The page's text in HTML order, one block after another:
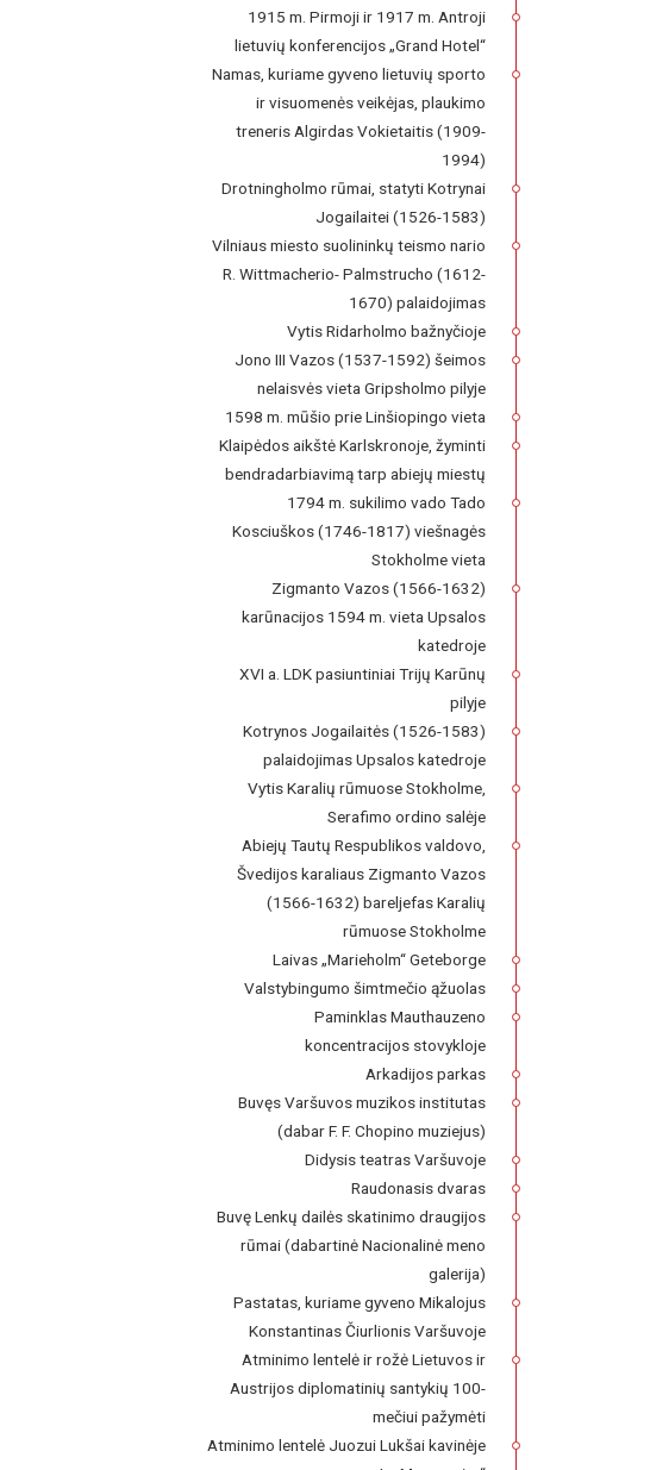
1915 m. Pirmoji ir 1917 m. Antroji
lietuvių konferencijos „Grand Hotel“
Namas, kuriame gyveno lietuvių sporto
ir visuomenės veikėjas, plaukimo
treneris Algirdas Vokietaitis (1909-
1994)
Drotningholmo rūmai, statyti Kotrynai
Jogailaitei (1526-1583)
Vilniaus miesto suolininkų teismo nario
R. Wittmacherio- Palmstrucho (1612-
1670) palaidojimas
Vytis Ridarholmo bažnyčioje
Jono III Vazos (1537-1592) šeimos
nelaisvės vieta Gripsholmo pilyje
1598 m. mūšio prie Linšiopingo vieta
Klaipėdos aikštė Karlskronoje, žyminti
bendradarbiavimą tarp abiejų miestų
1794 m. sukilimo vado Tado
Kosciuškos (1746-1817) viešnagės
Stokholme vieta
Zigmanto Vazos (1566-1632)
karūnacijos 1594 m. vieta Upsalos
katedroje
XVI a. LDK pasiuntiniai Trijų Karūnų
pilyje
Kotrynos Jogailaitės (1526-1583)
palaidojimas Upsalos katedroje
Vytis Karalių rūmuose Stokholme,
Serafimo ordino salėje
Abiejų Tautų Respublikos valdovo,
Švedijos karaliaus Zigmanto Vazos
(1566-1632) bareljefas Karalių
rūmuose Stokholme
Laivas „Marieholm“ Geteborge
Valstybingumo šimtmečio ąžuolas
Paminklas Mauthauzeno
koncentracijos stovykloje
Arkadijos parkas
Buvęs Varšuvos muzikos institutas
(dabar F. F. Chopino muziejus)
Didysis teatras Varšuvoje
Raudonasis dvaras
Buvę Lenkų dailės skatinimo draugijos
rūmai (dabartinė Nacionalinė meno
galerija)
Pastatas, kuriame gyveno Mikalojus
Konstantinas Čiurlionis Varšuvoje
Atminimo lentelė ir rožė Lietuvos ir
Austrijos diplomatinių santykių 100-
mečiui pažymėti
Atminimo lentelė Juozui Lukšai kavinėje